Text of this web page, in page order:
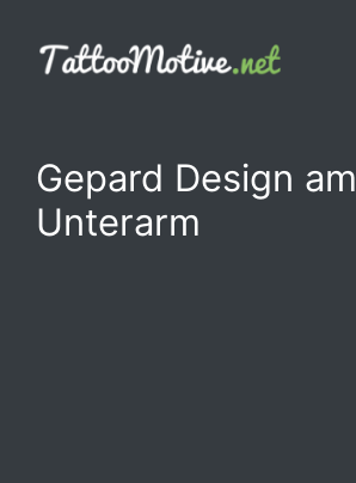
Inhalt
springen
Gepard Design am
Unterarm